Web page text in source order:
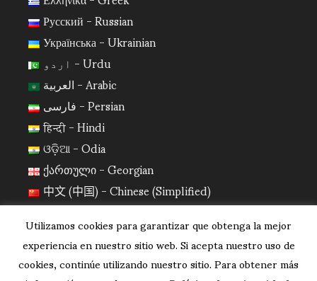
Русский - Russian
Українська - Ukrainian
اردو - Urdu
العربية - Arabic
فارسی - Persian
हिन्दी - Hindi
ଓଡ଼ିଆ - Odia
ქართული - Georgian
中文 (中国) - Chinese (Simplified)
日本語 - Japanese
한국어 - Korean
Utilizamos cookies para garantizar que obtenga la mejor
experiencia en nuestro sitio web. Si acepta nuestro uso de
cookies, continúe utilizando nuestro sitio. Para obtener más